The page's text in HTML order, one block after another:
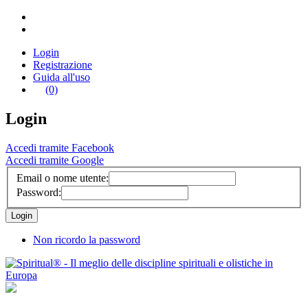
Login
Registrazione
Guida all'uso
(0)
Login
Accedi tramite Facebook
Accedi tramite Google
Email o nome utente:
Password:
Non ricordo la password